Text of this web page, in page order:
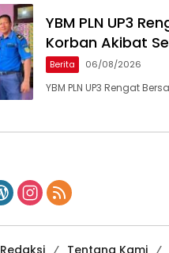
YBM PLN UP3
Korban Akibat
Berita 06/08/2026
YBM PLN UP3 Rengat